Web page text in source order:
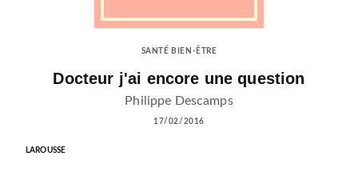
SANTÉ BIEN-ÊTRE
Docteur j'ai encore une question
Philippe Descamps
17/02/2016
LAROUSSE